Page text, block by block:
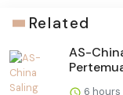
Related
AS-
6 hours